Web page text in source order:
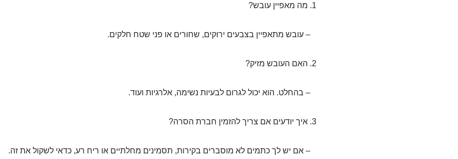
1. מה מאפיין עובש?
– עובש מתאפיין בצבעים ירוקים, שחורים או פני שטח חלקים.
2. האם העובש מזיק?
– בהחלט. הוא יכול לגרום לבעיות נשימה, אלרגיות ועוד.
3. איך יודעים אם צריך להזמין חברת הסרה?
– אם יש לך כתמים לא מוסברים בקירות, תסמינים מחלתיים או ריח רע, כדאי לשקול את זה.